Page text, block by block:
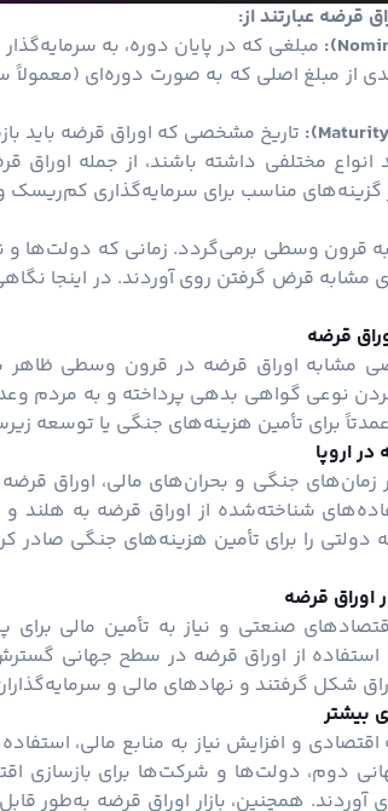
قرضه عبارتند از:
مبلغی که در پایان دوره، به
از مبلغ اصلی که به صورت دوره‌ای (معمولاً
Maturity
تاریخ مشخصی که اوراق قرضه باید
انواع مختلفی داشته باشند، از جمله اوراق
گزینه‌های مناسب برای سرمایه‌گذاری کم‌ریسک
قرون وسطی برمی‌گردد. زمانی که دولت‌ها و
قرض گرفتن روی آوردند. در اینجا
قرضه
مشابه اوراق قرضه در قرون وسطی
نوعی گواهی بدهی پرداخته و به مردم
عمدتاً برای تأمین هزینه‌های جنگی یا توسعه
در زمان‌های جنگی و بحران‌های مالی،
شناخته‌شده از اوراق قرضه به هلند و
قرضه دولتی را برای تأمین هزینه‌های جنگی
رشد اقتصادهای صنعتی و نیاز به تأمین مالی
از اوراق قرضه در سطح جهانی گسترش
شکل گرفتند و نهادهای مالی و
توسعه اقتصادی و افزایش نیاز به منابع مالی،
دوم، دولت‌ها و شرکت‌ها برای بازسازی
آوردند. همچنین، بازار اوراق قرضه به‌طور